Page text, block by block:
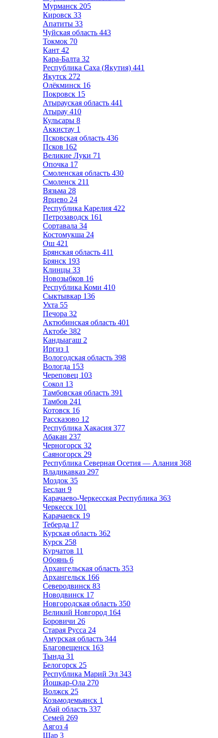
Мурманск 205
Кировск 33
Апатиты 33
Чуйская область 443
Токмок 70
Кант 42
Кара-Балта 32
Республика Саха (Якутия) 441
Якутск 272
Олёкминск 16
Покровск 15
Атырауская область 441
Атырау 410
Кульсары 8
Аккистау 1
Псковская область 436
Псков 162
Великие Луки 71
Опочка 17
Смоленская область 430
Смоленск 211
Вязьма 28
Ярцево 24
Республика Карелия 422
Петрозаводск 161
Сортавала 34
Костомукша 24
Ош 421
Брянская область 411
Брянск 193
Клинцы 33
Новозыбков 16
Республика Коми 410
Сыктывкар 136
Ухта 55
Печора 32
Актюбинская область 401
Актобе 382
Кандыагаш 2
Иргиз 1
Вологодская область 398
Вологда 153
Череповец 103
Сокол 13
Тамбовская область 391
Тамбов 241
Котовск 16
Рассказово 12
Республика Хакасия 377
Абакан 237
Черногорск 32
Саяногорск 29
Республика Северная Осетия — Алания 368
Владикавказ 297
Моздок 35
Беслан 9
Карачаево-Черкесская Республика 363
Черкесск 101
Карачаевск 19
Теберда 17
Курская область 362
Курск 258
Курчатов 11
Обоянь 6
Архангельская область 353
Архангельск 166
Северодвинск 83
Новодвинск 17
Новгородская область 350
Великий Новгород 164
Боровичи 26
Старая Русса 24
Амурская область 344
Благовещенск 163
Тында 31
Белогорск 25
Республика Марий Эл 343
Йошкар-Ола 270
Волжск 25
Козьмодемьянск 1
Абай область 337
Семей 269
Аягоз 4
Шар 3